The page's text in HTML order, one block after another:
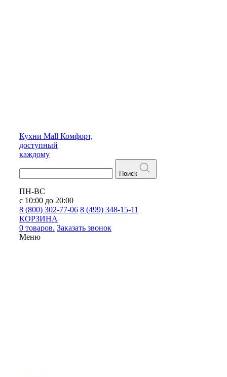
Кухни Mall Комфорт,
доступный
каждому
Поиск
ПН-ВС
с 10:00 до 20:00
8 (800) 302-77-06 8 (499) 348-15-11
КОРЗИНА
0 товаров. Заказать звонок
Меню